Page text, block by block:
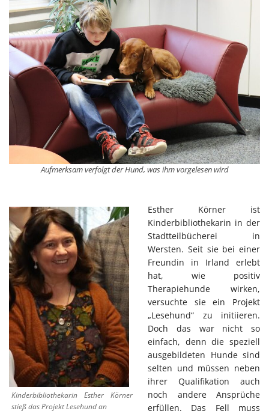
Aufmerksam verfolgt der Hund, was ihm vorgelesen wird
Kinderbibliothekarin Esther Körner
stieß das Projekt Lesehund an
Esther Körner ist
Kinderbibliothekarin in der
Stadtteilbücherei in
Wersten. Seit sie bei einer
Freundin in Irland erlebt
hat, wie positiv
Therapiehunde wirken,
versuchte sie ein Projekt
„Lesehund“ zu initiieren.
Doch das war nicht so
einfach, denn die speziell
ausgebildeten Hunde sind
selten und müssen neben
ihrer Qualifikation auch
noch andere Ansprüche
erfüllen. Das Fell muss